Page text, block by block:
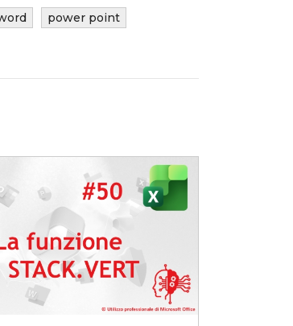
power point